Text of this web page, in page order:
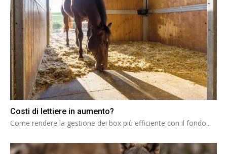
Costi di lettiere in aumento?
Come rendere la gestione dei box più efficiente con il fondo...